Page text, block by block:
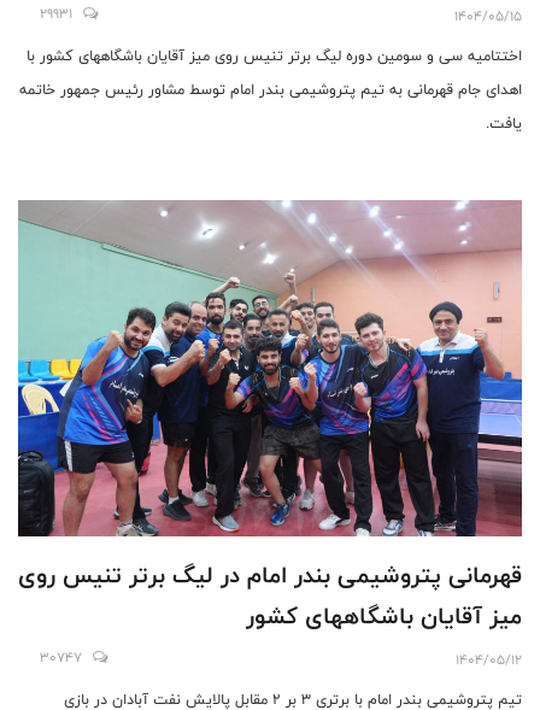
1404/05/15
29931
اختتامیه سی و سومین دوره لیگ برتر تنیس روی میز آقایان باشگاههای کشور با
اهدای جام قهرمانی به تیم پتروشیمی بندر امام توسط مشاور رئیس جمهور خاتمه
یافت.
قهرمانى پتروشيمی بندر امام در ليگ برتر تنيس روى
ميز آقايان باشگاههاى كشور
1404/05/12
30747
تیم پتروشیمی بندر امام با برتری ۳ بر ۲ مقابل پالایش نفت آبادان در بازی